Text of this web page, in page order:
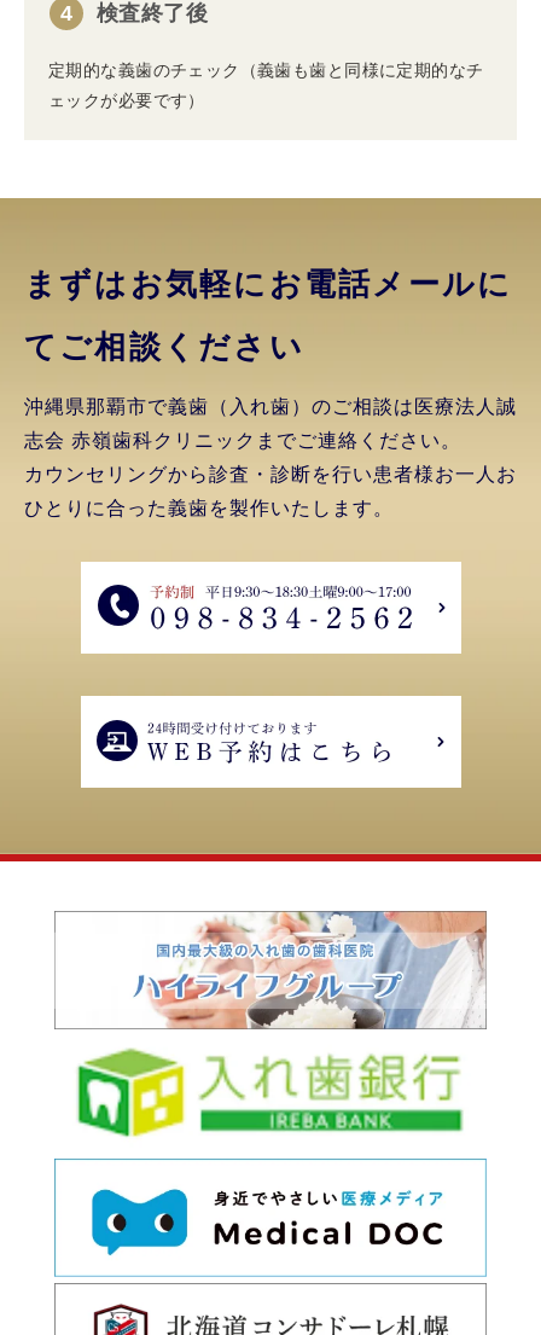
4 検査終了後
定期的な義歯のチェック（義歯も歯と同様に定期的なチ
ェックが必要です）
まずはお気軽にお電話メールに
てご相談ください
沖縄県那覇市で義歯（入れ歯）のご相談は医療法人誠
志会 赤嶺歯科クリニックまでご連絡ください。
カウンセリングから診査・診断を行い患者様お一人お
ひとりに合った義歯を製作いたします。